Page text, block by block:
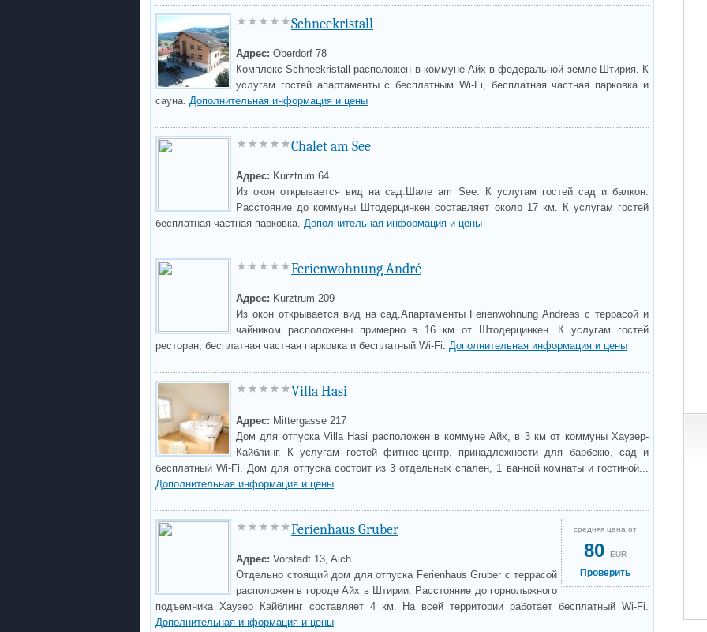
Schneekristall
Адрес: Oberdorf 78
Комплекс Schneekristall расположен в коммуне Айх в федеральной земле Штирия. К
услугам гостей апартаменты с бесплатным Wi-Fi, бесплатная частная парковка и
сауна. Дополнительная информация и цены
Chalet am See
Адрес: Kurztrum 64
Из окон открывается вид на сад.Шале am See. К услугам гостей сад и балкон.
Расстояние до коммуны Штодерцинкен составляет около 17 км. К услугам гостей
бесплатная частная парковка. Дополнительная информация и цены
Ferienwohnung André
Адрес: Kurztrum 209
Из окон открывается вид на сад.Апартаменты Ferienwohnung Andreas с террасой и
чайником расположены примерно в 16 км от Штодерцинкен. К услугам гостей
ресторан, бесплатная частная парковка и бесплатный Wi-Fi. Дополнительная информация и цены
Villa Hasi
Адрес: Mittergasse 217
Дом для отпуска Villa Hasi расположен в коммуне Айх, в 3 км от коммуны Хаузер-
Кайблинг. К услугам гостей фитнес-центр, принадлежности для барбекю, сад и
бесплатный Wi-Fi. Дом для отпуска состоит из 3 отдельных спален, 1 ванной комнаты и гостиной...
Дополнительная информация и цены
средняя цена от
80 EUR
Проверить
Ferienhaus Gruber
Адрес: Vorstadt 13, Aich
Отдельно стоящий дом для отпуска Ferienhaus Gruber с террасой
расположен в городе Айх в Штирии. Расстояние до горнолыжного
подъемника Хаузер Кайблинг составляет 4 км. На всей территории работает бесплатный Wi-Fi.
Дополнительная информация и цены